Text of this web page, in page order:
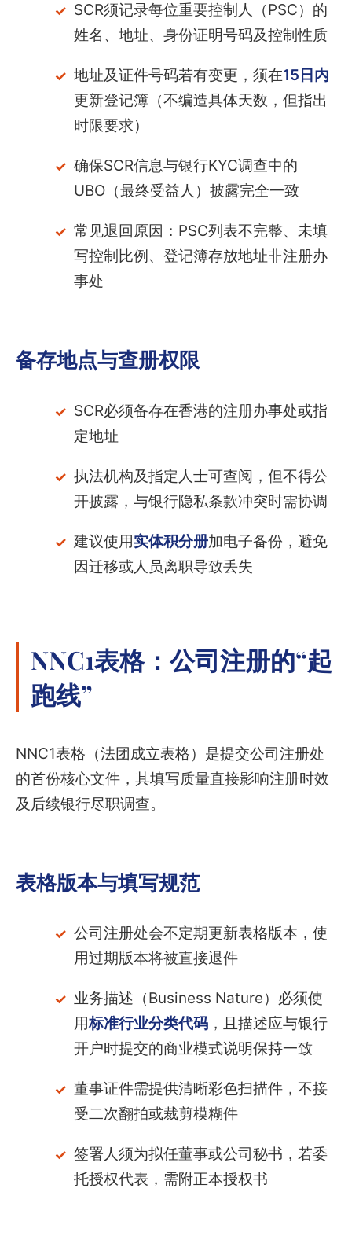
SCR须记录每位重要控制人（PSC）的
姓名、地址、身份证明号码及控制性质
地址及证件号码若有变更，须在15日内
更新登记簿（不编造具体天数，但指出
时限要求）
确保SCR信息与银行KYC调查中的
UBO（最终受益人）披露完全一致
常见退回原因：PSC列表不完整、未填
写控制比例、登记簿存放地址非注册办
事处
备存地点与查册权限
SCR必须备存在香港的注册办事处或指
定地址
执法机构及指定人士可查阅，但不得公
开披露，与银行隐私条款冲突时需协调
建议使用实体积分册加电子备份，避免
因迁移或人员离职导致丢失
NNC1表格：公司注册的“起
跑线”
NNC1表格（法团成立表格）是提交公司注册处
的首份核心文件，其填写质量直接影响注册时效
及后续银行尽职调查。
表格版本与填写规范
公司注册处会不定期更新表格版本，使
用过期版本将被直接退件
业务描述（Business Nature）必须使
用标准行业分类代码，且描述应与银行
开户时提交的商业模式说明保持一致
董事证件需提供清晰彩色扫描件，不接
受二次翻拍或裁剪模糊件
签署人须为拟任董事或公司秘书，若委
托授权代表，需附正本授权书